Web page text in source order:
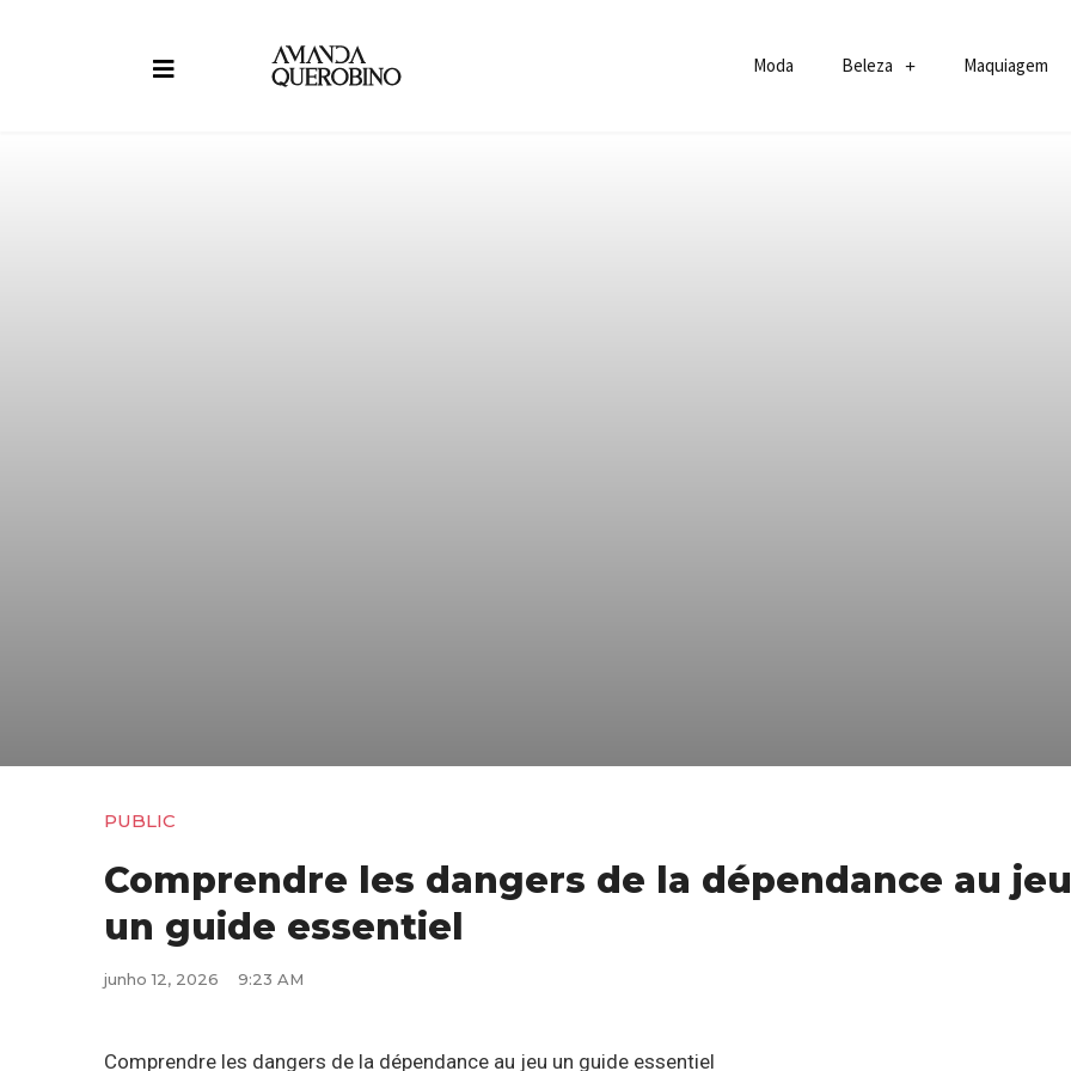
Moda Beleza Maquiagem
PUBLIC
Comprendre les dangers de la dépendance au jeu
un guide essentiel
junho 12, 2026 9:23 AM
Comprendre les dangers de la dépendance au jeu un guide essentiel